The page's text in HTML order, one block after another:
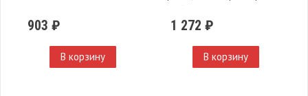
903 ₽
В корзину
(1НЗ)
1 272 ₽
В корзину